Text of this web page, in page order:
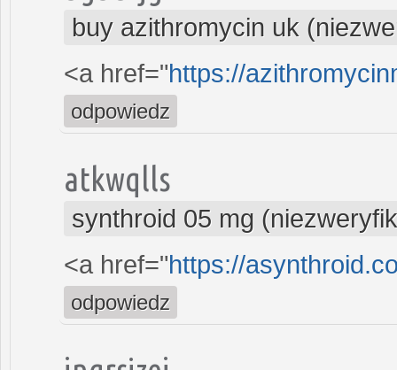
buy azithromycin uk
<a href="https://
odpowiedz
atkwqlls
synthroid 05 mg
<a href="https://
odpowiedz